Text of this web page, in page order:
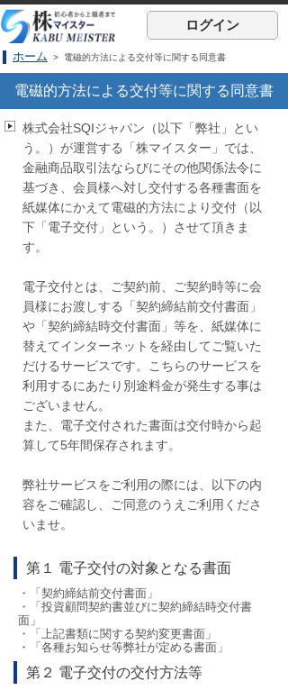
ログイン
ホーム > 電磁的方法による交付等に関する同意書
電磁的方法による交付等に関する同意書
株式会社SQIジャパン（以下「弊社」とい
う。）が運営する「株マイスター」では、
金融商品取引法ならびにその他関係法令に
基づき、会員様へ対し交付する各種書面を
紙媒体にかえて電磁的方法により交付（以
下「電子交付」という。）させて頂きま
す。
電子交付とは、ご契約前、ご契約時等に会
員様にお渡しする「契約締結前交付書面」
や「契約締結時交付書面」等を、紙媒体に
替えてインターネットを経由してご覧いた
だけるサービスです。こちらのサービスを
利用するにあたり別途料金が発生する事は
ございません。
また、電子交付された書面は交付時から起
算して5年間保存されます。
弊社サービスをご利用の際には、以下の内
容をご確認し、ご同意のうえご利用くださ
いませ。
第１ 電子交付の対象となる書面
・「契約締結前交付書面」
・「投資顧問契約書並びに契約締結時交付書
面」
・「上記書類に関する契約変更書面」
・「各種お知らせ等弊社が定める書面」
第２ 電子交付の交付方法等